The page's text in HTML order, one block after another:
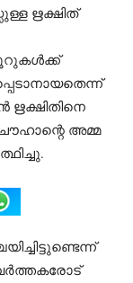
ഋക്ഷിത്
ഋക്ഷിതിനെ
അമ്മ